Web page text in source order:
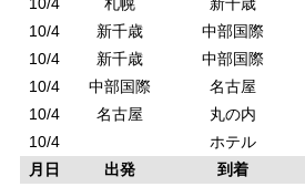
10/4
札幌 新千歳
10/4
新千歳 中部国際
10/4
新千歳 中部国際
10/4
中部国際 名古屋
10/4
名古屋 丸の内
10/4
ホテル
月日
出発 到着